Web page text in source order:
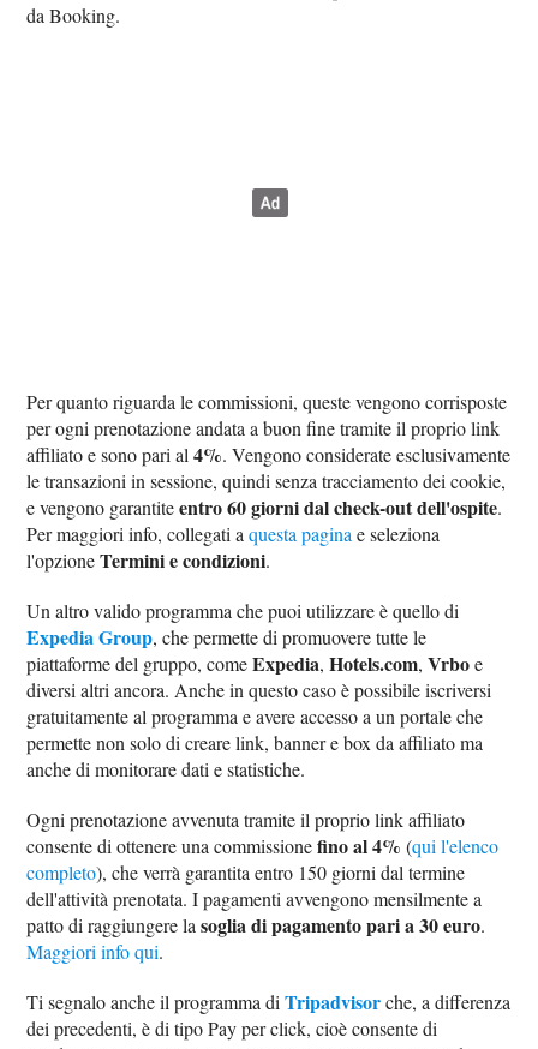
da Booking.
Per quanto riguarda le commissioni, queste vengono corrisposte
per ogni prenotazione andata a buon fine tramite il proprio link
affiliato e sono pari al4%. Vengono considerate esclusivamente
le transazioni in sessione, quindi senza tracciamento dei cookie,
e vengono garantiteentro 60 giorni dal check-out dell'ospite.
Per maggiori info, collegati aquesta pagina e seleziona
l'opzioneTermini e condizioni.
Un altro valido programma che puoi utilizzare è quello di
Expedia Group, che permette di promuovere tutte le
piattaforme del gruppo, comeExpedia,Hotels.com,Vrboe
diversi altri ancora. Anche in questo caso è possibile iscriversi
gratuitamente al programma e avere accesso a un portale che
permette non solo di creare link, banner e box da affiliato ma
anche di monitorare dati e statistiche.
Ogni prenotazione avvenuta tramite il proprio link affiliato
consente di ottenere una commissionefino al 4% (qui l'elenco
completo), che verrà garantita entro 150 giorni dal termine
dell'attività prenotata. I pagamenti avvengono mensilmente a
patto di raggiungere lasoglia di pagamento pari a 30 euro.
Maggiori info qui.
Ti segnalo anche il programma diTripadvisorche, a differenza
dei precedenti, è di tipo Pay per click, cioè consente di